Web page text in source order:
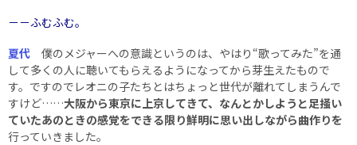
－－ふむふむ。
夏代 僕のメジャーへの意識というのは、やはり“歌ってみた”を通
して多くの人に聴いてもらえるようになってから芽生えたもので
す。ですのでレオニの子たちとはちょっと世代が離れてしまうんで
すけど……大阪から東京に上京してきて、なんとかしようと足掻い
ていたあのときの感覚をできる限り鮮明に思い出しながら曲作りを
行っていきました。